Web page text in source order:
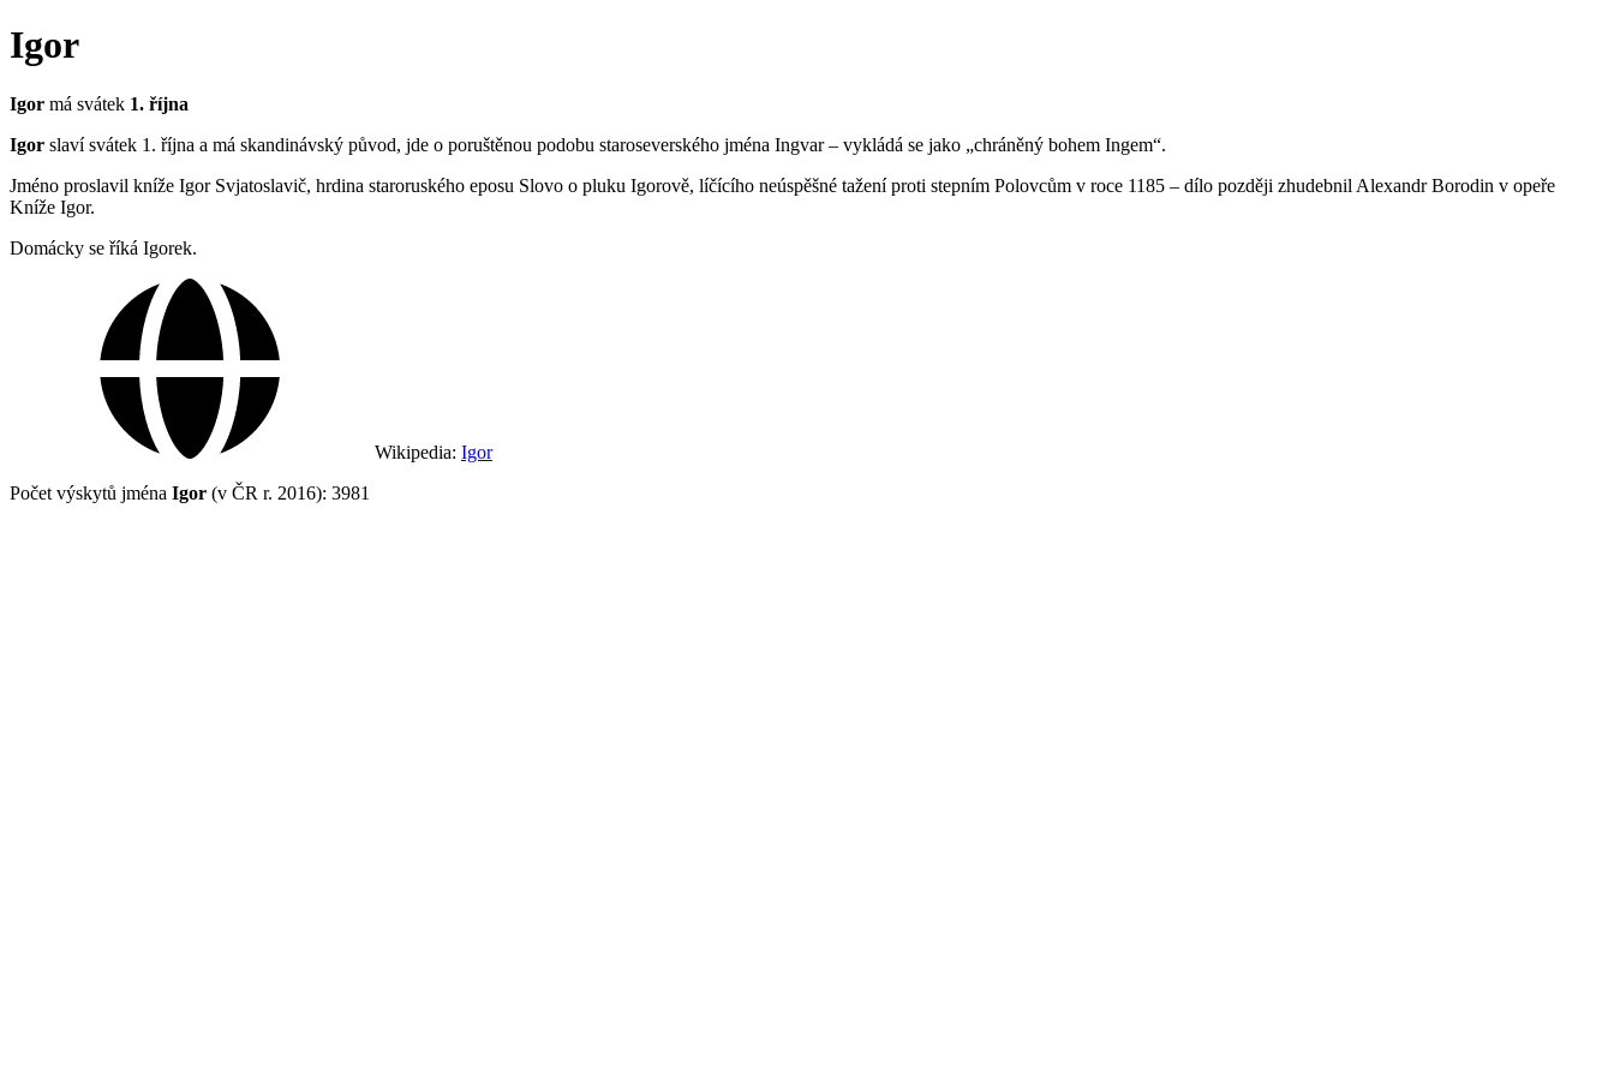
Igor
Igor má svátek 1. října
Igor slaví svátek 1. října a má skandinávský původ, jde o poruštěnou podobu staroseverského jména Ingvar – vykládá se jako „chráněný bohem Ingem“.
Jméno proslavil kníže Igor Svjatoslavič, hrdina staroruského eposu Slovo o pluku Igorově, líčícího neúspěšné tažení proti stepním Polovcům v roce 1185 – dílo později zhudebnil Alexandr Borodin v opeře
Kníže Igor.
Domácky se říká Igorek.
Wikipedia: Igor
Počet výskytů jména Igor (v ČR r. 2016): 3981